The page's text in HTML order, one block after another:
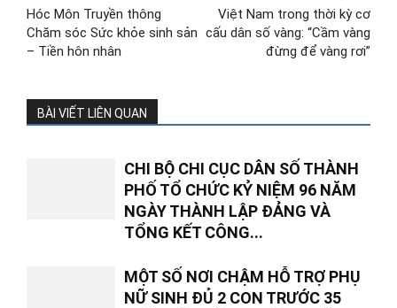
Hóc Môn Truyền thông
Chăm sóc Sức khỏe sinh sản
– Tiền hôn nhân
Việt Nam trong thời kỳ cơ
cấu dân số vàng: “Cầm vàng
đừng để vàng rơi”
BÀI VIẾT LIÊN QUAN
CHI BỘ CHI CỤC DÂN SỐ THÀNH
PHỐ TỔ CHỨC KỶ NIỆM 96 NĂM
NGÀY THÀNH LẬP ĐẢNG VÀ
TỔNG KẾT CÔNG...
MỘT SỐ NƠI CHẬM HỖ TRỢ PHỤ
NỮ SINH ĐỦ 2 CON TRƯỚC 35